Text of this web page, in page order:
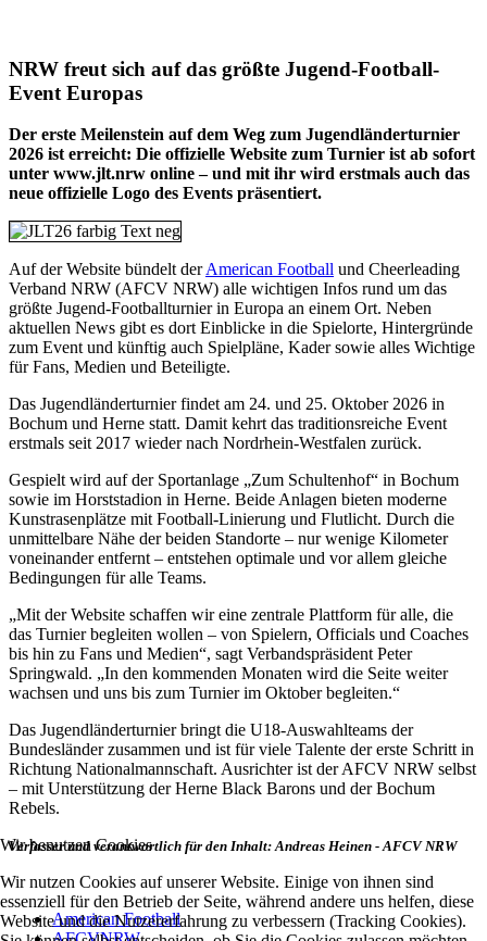
NRW freut sich auf das größte Jugend-Football-
Event Europas
Der erste Meilenstein auf dem Weg zum Jugendländerturnier
2026 ist erreicht: Die offizielle Website zum Turnier ist ab sofort
unter www.jlt.nrw online – und mit ihr wird erstmals auch das
neue offizielle Logo des Events präsentiert.
Auf der Website bündelt derAmerican Football und Cheerleading
Verband NRW (AFCV NRW) alle wichtigen Infos rund um das
größte Jugend-Footballturnier in Europa an einem Ort. Neben
aktuellen News gibt es dort Einblicke in die Spielorte, Hintergründe
zum Event und künftig auch Spielpläne, Kader sowie alles Wichtige
für Fans, Medien und Beteiligte.
Das Jugendländerturnier findet am 24. und 25. Oktober 2026 in
Bochum und Herne statt. Damit kehrt das traditionsreiche Event
erstmals seit 2017 wieder nach Nordrhein-Westfalen zurück.
Gespielt wird auf der Sportanlage „Zum Schultenhof“ in Bochum
sowie im Horststadion in Herne. Beide Anlagen bieten moderne
Kunstrasenplätze mit Football-Linierung und Flutlicht. Durch die
unmittelbare Nähe der beiden Standorte – nur wenige Kilometer
voneinander entfernt – entstehen optimale und vor allem gleiche
Bedingungen für alle Teams.
„Mit der Website schaffen wir eine zentrale Plattform für alle, die
das Turnier begleiten wollen – von Spielern, Officials und Coaches
bis hin zu Fans und Medien“, sagt Verbandspräsident Peter
Springwald. „In den kommenden Monaten wird die Seite weiter
wachsen und uns bis zum Turnier im Oktober begleiten.“
Das Jugendländerturnier bringt die U18-Auswahlteams der
Bundesländer zusammen und ist für viele Talente der erste Schritt in
Richtung Nationalmannschaft. Ausrichter ist der AFCV NRW selbst
– mit Unterstützung der Herne Black Barons und der Bochum
Rebels.
Verfasser und verantwortlich für den Inhalt: Andreas Heinen - AFCV NRW
American Football
Wir benutzen Cookies
Wir nutzen Cookies auf unserer Website. Einige von ihnen sind
essenziell für den Betrieb der Seite, während andere uns helfen, diese
Website und die Nutzererfahrung zu verbessern (Tracking Cookies).